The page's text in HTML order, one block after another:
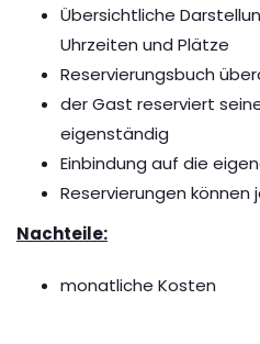
Übersichtliche
Uhrzeiten und Plätze
Reservierungsbuch
der Gast reserviert
eigenständig
Einbindung auf die
Reservierungen
Nachteile:
monatliche Kosten